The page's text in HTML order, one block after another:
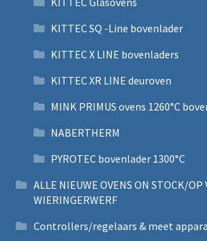
KITTEC SQ -Line bovenlader
KITTEC X LINE bovenladers
KITTEC XR LINE deuroven
MINK PRIMUS ovens 1260°C
NABERTHERM
PYROTEC bovenlader 1300°C
ALLE NIEUWE OVENS ON STOCK/OP
WIERINGERWERF
Controllers/regelaars & meet